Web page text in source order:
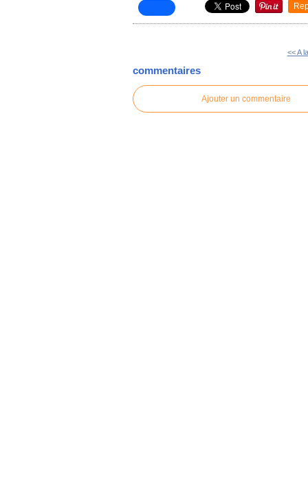
<< A
commentaires
Ajouter un commentaire